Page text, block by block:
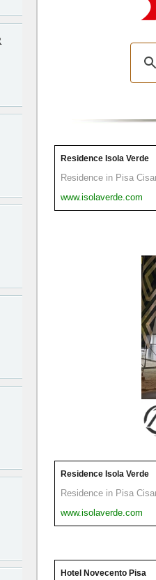
Residence Isola Verde
Residence in Pisa
www.isolaverde.com
Residence Isola Verde
Residence in Pisa
www.isolaverde.com
Hotel Novecento Pisa